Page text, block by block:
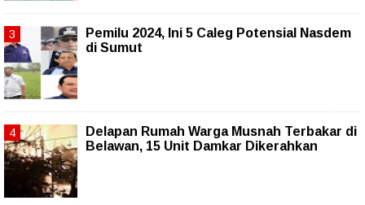
Pemilu 2024, Ini 5 Caleg Potensial Nasdem
di Sumut
Delapan Rumah Warga Musnah Terbakar di
Belawan, 15 Unit Damkar Dikerahkan